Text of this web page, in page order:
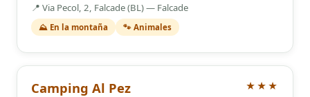
📍 Via Pecol, 2, Falcade (BL) — Falcade
⛰️ En la montaña 🐾 Animales
Camping Al Pez ★★★
3 Estrellas